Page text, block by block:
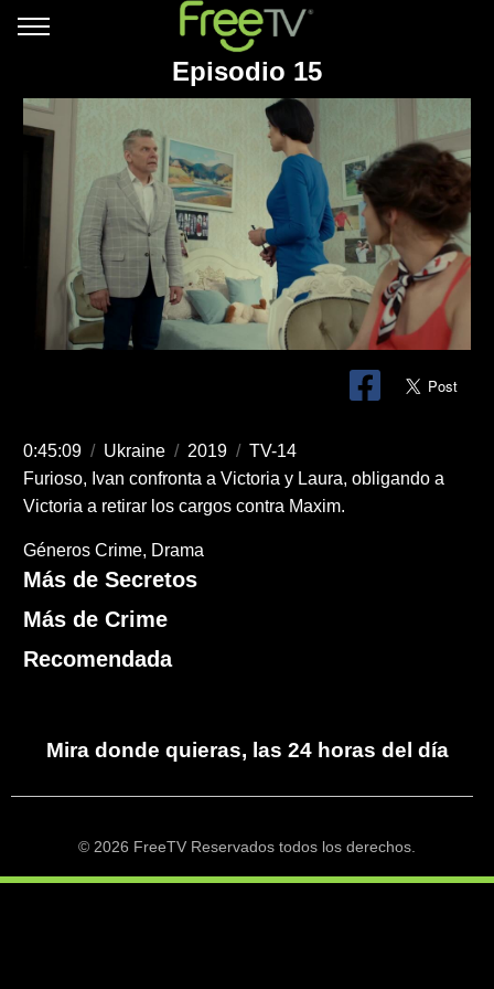
Episodio 15
0:45:09 / Ukraine / 2019 / TV-14
Furioso, Ivan confronta a Victoria y Laura, obligando a
Victoria a retirar los cargos contra Maxim.
Géneros Crime Drama
Más de Secretos
Más de Crime
Recomendada
Mira donde quieras, las 24 horas del día
© 2026 FreeTV Reservados todos los derechos.